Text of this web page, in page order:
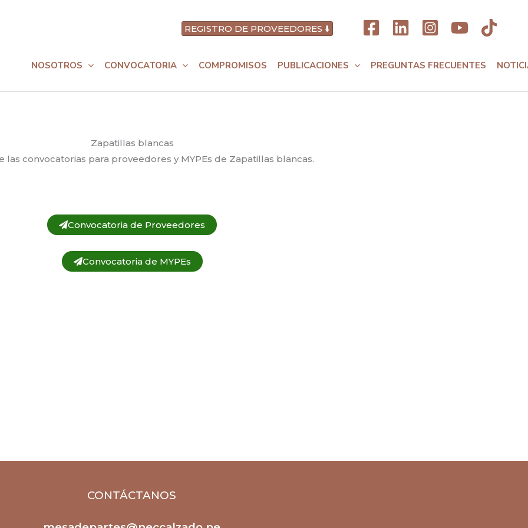
REGISTRO DE PROVEEDORES ⬇️
NOSOTROS CONVOCATORIA COMPROMISOS PUBLICACIONES PREGUNTAS FRECUENTES
Zapatillas blancas
las convocatorias para proveedores y MYPEs de Zapatillas blancas.
Convocatoria de Proveedores
Convocatoria de MYPEs
CONTÁCTANOS